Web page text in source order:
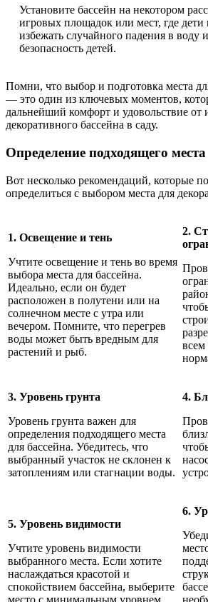
Установите бассейн на некотором
игровых площадок или мест, где
избежать случайного падения в воду
безопасность детей.
Помни, что выбор и подготовка места
— это один из ключевых моментов,
дальнейший комфорт и удовольствие от
декоративного бассейна в саду.
Определение подходящего места
Вот несколько рекомендаций, которые
определиться с выбором места для
1. Освещение и тень
Учтите освещение и тень во время
выбора места для бассейна.
Идеально, если он будет
расположен в полутени или на
солнечном месте с утра или
вечером. Помните, что перегрев
воды может быть вредным для
растений и рыб.
2.
всем
3. Уровень грунта
Уровень грунта важен для
определения подходящего места
для бассейна. Убедитесь, что
выбранный участок не склонен к
затоплениям или стагнации воды.
4.
5. Уровень видимости
Учтите уровень видимости
выбранного места. Если хотите
наслаждаться красотой и
спокойствием бассейна, выберите
место с минимальным уровнем
6.